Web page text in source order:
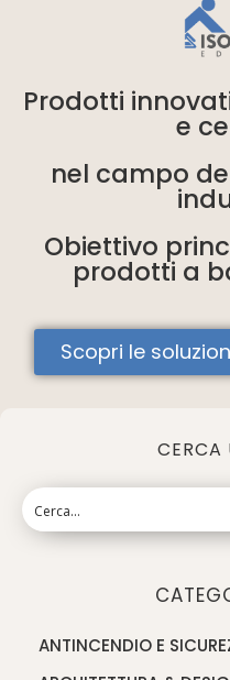
Prodotti
e
nel campo
Obiettivo
prodotti a
Scopri le
CERCA
ANTINCENDIO E